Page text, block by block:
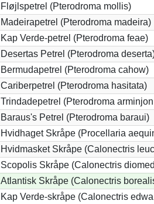
Fløjlspetrel (Pterodroma mollis)
Madeirapetrel (Pterodroma madeira)
Kap Verde-petrel (Pterodroma feae)
Desertas Petrel (Pterodroma
Bermudapetrel (Pterodroma cahow)
Cariberpetrel (Pterodroma hasitata)
Trindadepetrel (Pterodroma
Baraus's Petrel (Pterodroma baraui)
Hvidhaget Skråpe (Procellaria
Hvidmasket Skråpe (Calonectris
Scopolis Skråpe (Calonectris
Atlantisk Skråpe (Calonectris
Kap Verde-skråpe (Calonectris